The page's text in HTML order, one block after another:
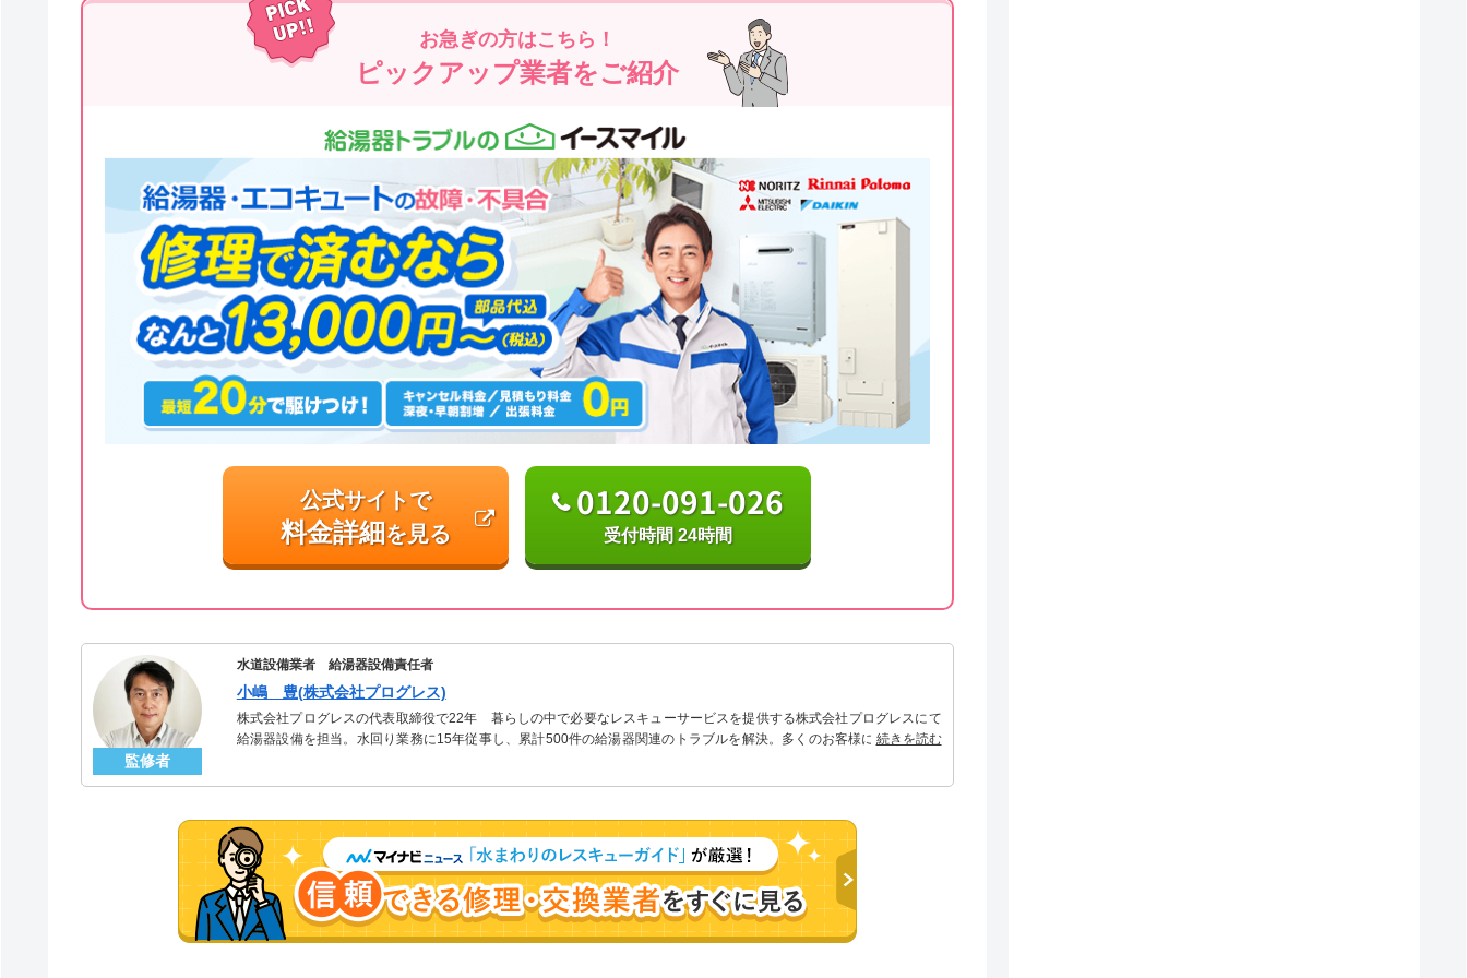
お急ぎの方はこちら！
ピックアップ業者をご紹介
公式サイトで
料金詳細を見る
0120-091-026
受付時間 24時間
監修者
水道設備業者 給湯器設備責任者
小嶋 豊(株式会社プログレス)
株式会社プログレスの代表取締役で22年 暮らしの中で必要なレスキューサービスを提供する株式会社プログレスにて
給湯器設備を担当。水回り業務に15年従事し、累計500件の給湯器関連のトラブルを解決。多くのお客様に信頼される
続きを読む